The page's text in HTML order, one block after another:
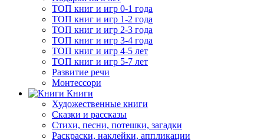
ТОП книг и игр 0-1 года
ТОП книг и игр 1-2 года
ТОП книг и игр 2-3 года
ТОП книг и игр 3-4 года
ТОП книг и игр 4-5 лет
ТОП книг и игр 5-7 лет
Развитие речи
Монтессори
Книги
Художественные книги
Сказки и рассказы
Стихи, песни, потешки, загадки
Раскраски, наклейки, аппликации